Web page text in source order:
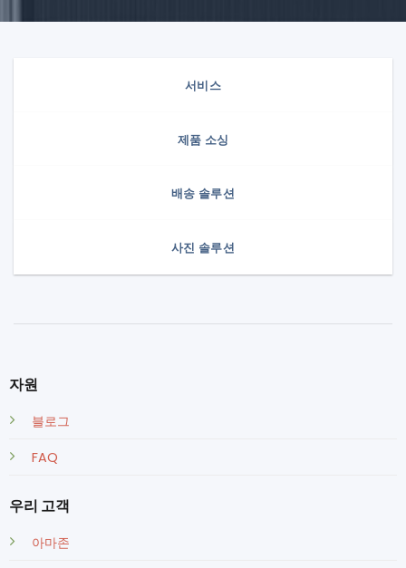
서비스
제품 소싱
배송 솔루션
사진 솔루션
자원
블로그
FAQ
우리 고객
아마존